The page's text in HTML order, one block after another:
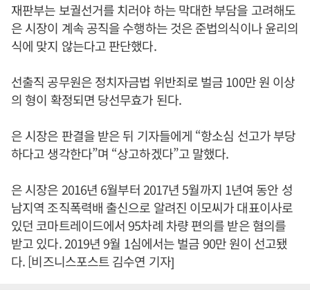
재판부는 보궐선거를 치러야 하는 막대한 부담을 고려해도
은 시장이 계속 공직을 수행하는 것은 준법의식이나 윤리의
식에 맞지 않는다고 판단했다.
선출직 공무원은 정치자금법 위반죄로 벌금 100만 원 이상
의 형이 확정되면 당선무효가 된다.
은 시장은 판결을 받은 뒤 기자들에게 “항소심 선고가 부당
하다고 생각한다”며 “상고하겠다”고 말했다.
은 시장은 2016년 6월부터 2017년 5월까지 1년여 동안 성
남지역 조직폭력배 출신으로 알려진 이모씨가 대표이사로
있던 코마트레이드에서 95차례 차량 편의를 받은 혐의를
받고 있다. 2019년 9월 1심에서는 벌금 90만 원이 선고됐
다. [비즈니스포스트 김수연 기자]